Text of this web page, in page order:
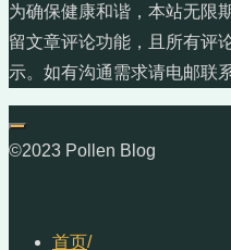
为确保健康和谐，本站无限
留文章评论功能，且所有评
示。如有沟通需求请电邮联系
©2023 Pollen Blog
首页/